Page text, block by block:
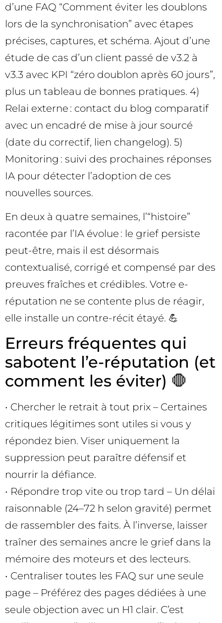
d’une FAQ “Comment éviter les doublons
lors de la synchronisation” avec étapes
précises, captures, et schéma. Ajout d’une
étude de cas d’un client passé de v3.2 à
v3.3 avec KPI “zéro doublon après 60 jours”,
plus un tableau de bonnes pratiques. 4)
Relai externe : contact du blog comparatif
avec un encadré de mise à jour sourcé
(date du correctif, lien changelog). 5)
Monitoring : suivi des prochaines réponses
IA pour détecter l’adoption de ces
nouvelles sources.
En deux à quatre semaines, l’“histoire”
racontée par l’IA évolue : le grief persiste
peut-être, mais il est désormais
contextualisé, corrigé et compensé par des
preuves fraîches et crédibles. Votre e-
réputation ne se contente plus de réagir,
elle installe un contre-récit étayé. 💪
Erreurs fréquentes qui
sabotent l’e-réputation (et
comment les éviter) 🛑
• Chercher le retrait à tout prix – Certaines
critiques légitimes sont utiles si vous y
répondez bien. Viser uniquement la
suppression peut paraître défensif et
nourrir la défiance.
• Répondre trop vite ou trop tard – Un délai
raisonnable (24–72 h selon gravité) permet
de rassembler des faits. À l’inverse, laisser
traîner des semaines ancre le grief dans la
mémoire des moteurs et des lecteurs.
• Centraliser toutes les FAQ sur une seule
page – Préférez des pages dédiées à une
seule objection avec un H1 clair. C’est